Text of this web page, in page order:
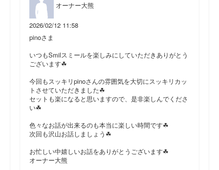
オーナー大熊
2026/02/12 11:58
pinoさま
いつもSmilスミールを楽しみにしていただきありがとう
ございます☘
今回もスッキリpinoさんの雰囲気を大切にスッキリカッ
トさせていただきました☘
セットも楽になると思いますので、是非楽しんでくださ
い☘
色々なお話が出来るのも本当に楽しい時間です☘
次回も沢山お話しましょう☘
お忙しい中嬉しいお話をありがとうございます☘
オーナー大熊